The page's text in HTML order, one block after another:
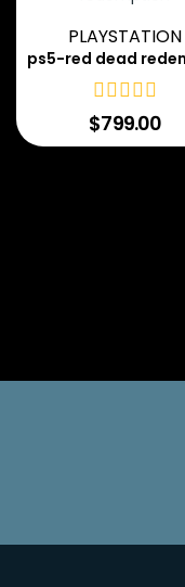
PLAYSTATION
$799.00